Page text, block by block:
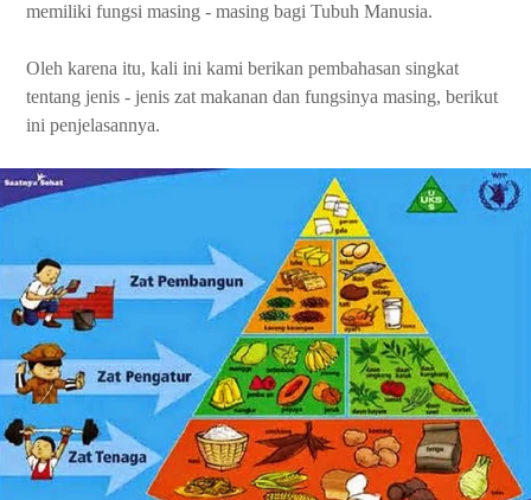
memiliki fungsi masing - masing bagi Tubuh Manusia.
Oleh karena itu, kali ini kami berikan pembahasan singkat
tentang jenis - jenis zat makanan dan fungsinya masing, berikut
ini penjelasannya.